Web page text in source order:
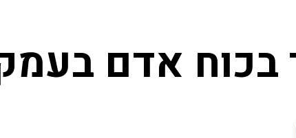
בכוח אדם